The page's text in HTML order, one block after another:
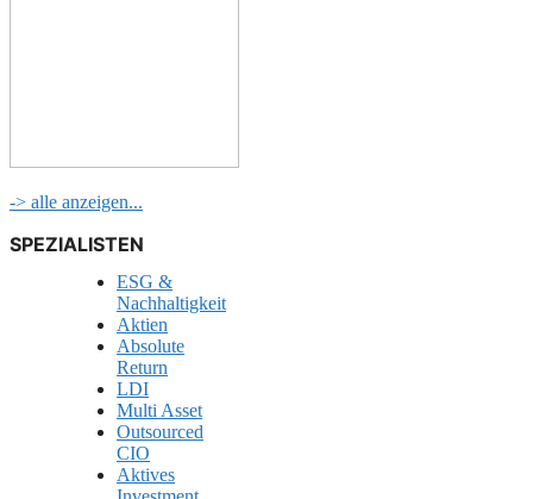
-> alle anzeigen...
SPEZIALISTEN
ESG &
Nachhaltigkeit
Aktien
Absolute
Return
LDI
Multi Asset
Outsourced
CIO
Aktives